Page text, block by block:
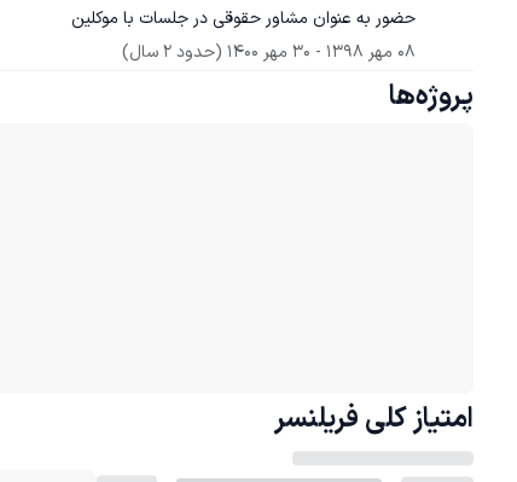
حضور به عنوان مشاور حقوقی در جلسات با موکلین
08 مهر 1398
- 30 مهر 1400 (حدود 2 سال)
پروژه‌ها
امتیاز کلی فریلنسر